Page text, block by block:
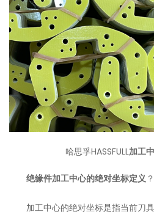
哈思孚HASSFULL加工
绝缘件加工中心的绝对坐标定义 ？
加工中心的绝对坐标是指当前刀具